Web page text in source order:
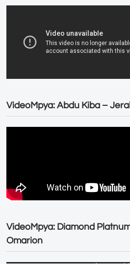
VideoMpya: Abdu Kiba –
VideoMpya: Diamond
Omarion